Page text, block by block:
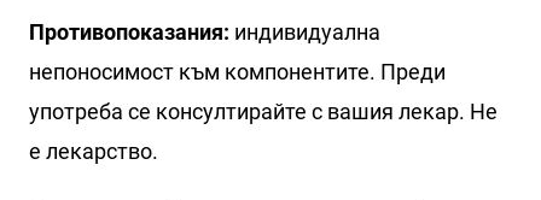
Противопоказания: индивидуална
непоносимост към компонентите. Преди
употреба се консултирайте с вашия лекар. Не
е лекарство.